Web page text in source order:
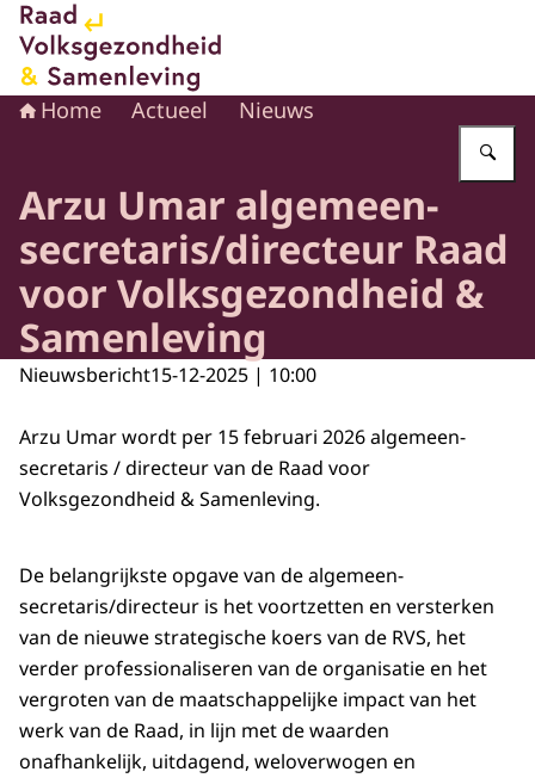
Naar de homepage van Raad voor Volksgezondheid en
Home Actueel Nieuws
Arzu Umar algemeen-
secretaris/directeur Raad
voor Volksgezondheid &
Samenleving
Nieuwsbericht15-12-2025 | 10:00
Arzu Umar wordt per 15 februari 2026 algemeen-
secretaris / directeur van de Raad voor
Volksgezondheid & Samenleving.
De belangrijkste opgave van de algemeen-
secretaris/directeur is het voortzetten en versterken
van de nieuwe strategische koers van de RVS, het
verder professionaliseren van de organisatie en het
vergroten van de maatschappelijke impact van het
werk van de Raad, in lijn met de waarden
onafhankelijk, uitdagend, weloverwogen en